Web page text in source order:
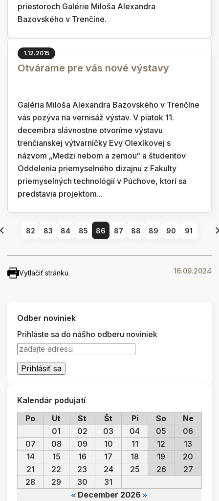
priestoroch Galérie Miloša Alexandra
Bazovského v Trenčíne.
1.12.2015
Otvárame pre vás nové výstavy
Galéria Miloša Alexandra Bazovského v Trenčíne
vás pozýva na vernisáž výstav. V piatok 11.
decembra slávnostne otvoríme výstavu
trenčianskej výtvarníčky Evy Olexíkovej s
názvom „Medzi nebom a zemou“ a študentov
Oddelenia priemyselného dizajnu z Fakulty
priemyselných technológií v Púchove, ktorí sa
predstavia projektom...
82 83 84 85 86 87 88 89 90 91
Vytlačiť stránku 16.09.2024
Odber noviniek
Prihláste sa do nášho odberu noviniek
Kalendár podujatí
Po
Ut St Št Pi So Ne
December 2026
01 02 03 04 05
06
07
08 09 10 11 12
13
14
15 16 17 18 19
20
21
22 23 24 25 26
27
28
29 30 31